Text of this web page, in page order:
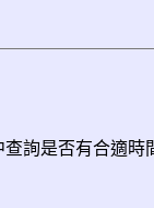
詢是否有合適時